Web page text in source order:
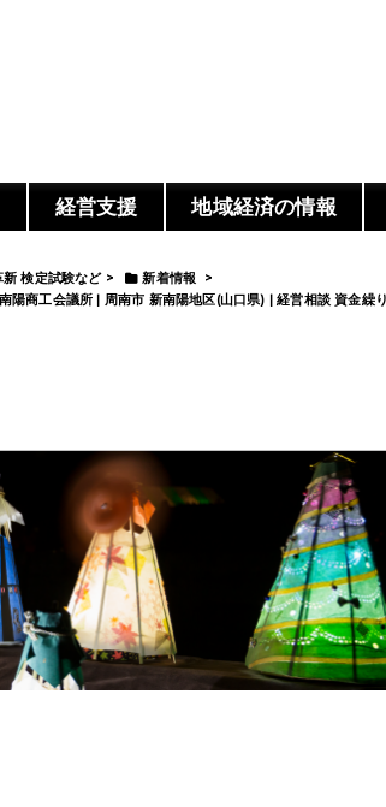
経営支援 地域経済の情報
検定試験など> 新着情報
>
陽商工会議所 | 周南市 新南陽地区(山口県) | 経営相談 資金繰